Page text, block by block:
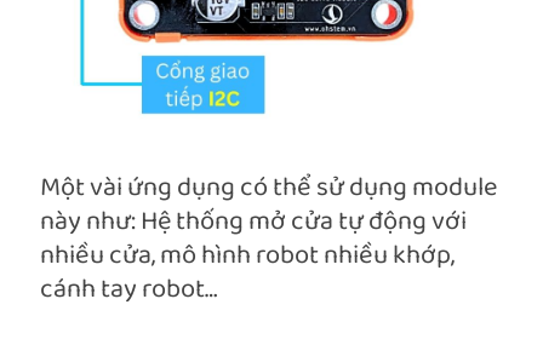
Một vài ứng dụng có thể sử dụng module
này như: Hệ thống mở cửa tự động với
nhiều cửa, mô hình robot nhiều khớp,
cánh tay robot…